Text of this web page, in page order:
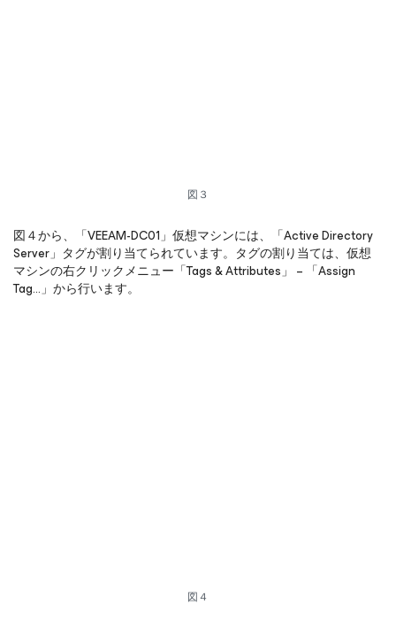
図３
図４から、「VEEAM-DC01」仮想マシンには、「Active Directory
Server」タグが割り当てられています。タグの割り当ては、仮想
マシンの右クリックメニュー「Tags & Attributes」 – 「Assign
Tag…」から行います。
図４